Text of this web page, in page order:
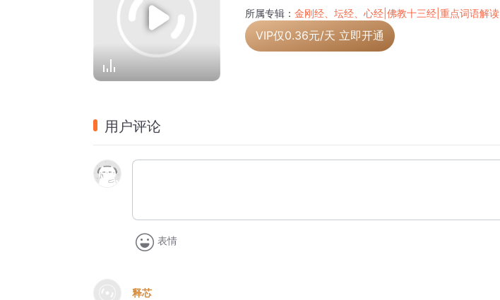
所属专辑： 金刚经、坛经、心经|佛教十三经|重点词语解读
VIP仅0.36元/天 立即开通
用户评论
表情
释芯